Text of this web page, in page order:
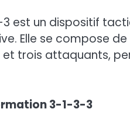
est un dispositif
Elle se compose
et trois attaquants,
3-1-3-3